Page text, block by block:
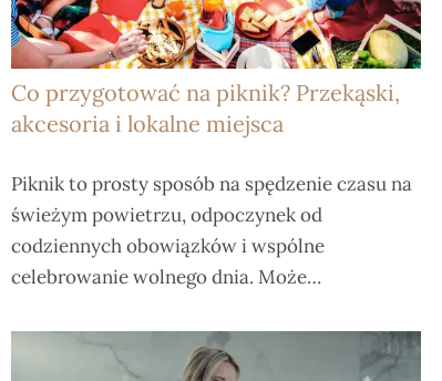
Co przygotować na piknik? Przekąski,
akcesoria i lokalne miejsca
Piknik to prosty sposób na spędzenie czasu na
świeżym powietrzu, odpoczynek od
codziennych obowiązków i wspólne
celebrowanie wolnego dnia. Może…